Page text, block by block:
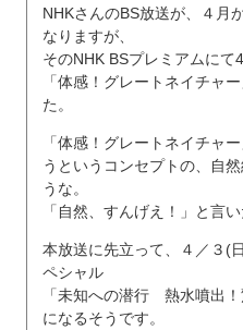
NHKさんのBS放送が、４月
なりますが、
そのNHK BSプレミアムにて
「体感！グレートネイチャ
た。
「体感！グレートネイチャ
うというコンセプトの、自
うな。
「自然、すんげえ！」と言
本放送に先立って、４／３(
ペシャル
「未知への潜行 熱水噴出
になるそうです。